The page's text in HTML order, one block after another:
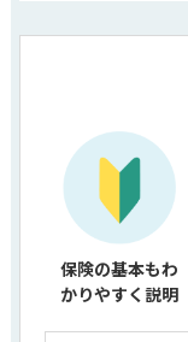
保険の基本もわ
かりやすく説明